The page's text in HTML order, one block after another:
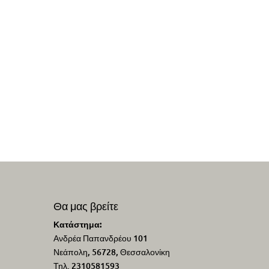
Θα μας βρείτε
Κατάστημα:
Ανδρέα Παπανδρέου 101
Νεάπολη, 56728, Θεσσαλονίκη
Τηλ. 2310581593